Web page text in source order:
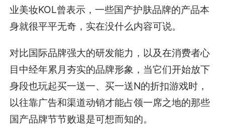
业美妆KOL曾表示，一些国产护肤品牌的产品本
身就很平平无奇，实在没什么内容可说。
对比国际品牌强大的研发能力，以及在消费者心
目中经年累月夯实的品牌形象，当它们开始放下
身段也玩起买一送一、买一送N的折扣游戏时，
以往靠广告和渠道动销才能占领一席之地的那些
国产品牌节节败退是可想而知的。